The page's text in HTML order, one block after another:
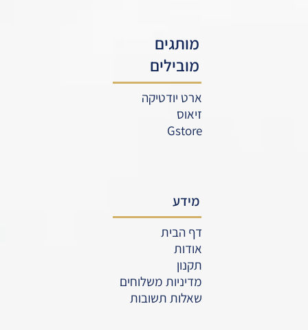
מותגים
מובילים
ארט יודטיקה
זיאוס
Gstore
מידע
דף הבית
אודות
תקנון
מדיניות משלוחים
שאלות תשובות